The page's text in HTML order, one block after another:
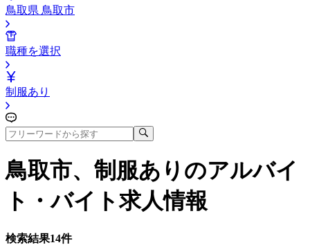
鳥取県 鳥取市
職種を選択
制服あり
鳥取市、制服あり のアルバイ
ト・バイト求人情報
検索結果14件